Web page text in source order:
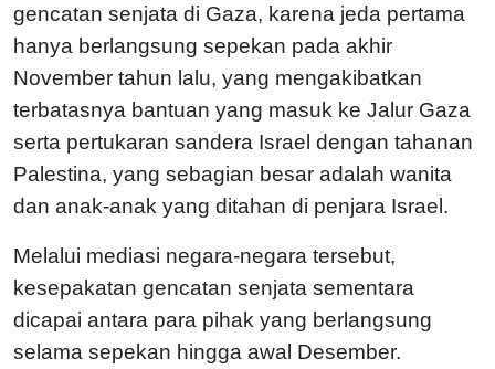
gencatan senjata di Gaza, karena jeda pertama
hanya berlangsung sepekan pada akhir
November tahun lalu, yang mengakibatkan
terbatasnya bantuan yang masuk ke Jalur Gaza
serta pertukaran sandera Israel dengan tahanan
Palestina, yang sebagian besar adalah wanita
dan anak-anak yang ditahan di penjara Israel.
Melalui mediasi negara-negara tersebut,
kesepakatan gencatan senjata sementara
dicapai antara para pihak yang berlangsung
selama sepekan hingga awal Desember.